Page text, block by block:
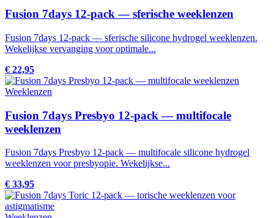
Fusion 7days 12-pack — sferische weeklenzen
Fusion 7days 12-pack — sferische silicone hydrogel weeklenzen.
Wekelijkse vervanging voor optimale...
€ 22,95
Weeklenzen
Fusion 7days Presbyo 12-pack — multifocale
weeklenzen
Fusion 7days Presbyo 12-pack — multifocale silicone hydrogel
weeklenzen voor presbyopie. Wekelijkse...
€ 33,95